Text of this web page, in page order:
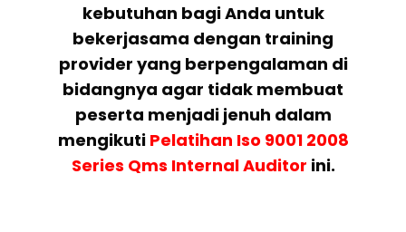
kebutuhan bagi Anda untuk
bekerjasama dengan training
provider yang berpengalaman di
bidangnya agar tidak membuat
peserta menjadi jenuh dalam
mengikuti Pelatihan Iso 9001 2008
Series Qms Internal Auditor ini.